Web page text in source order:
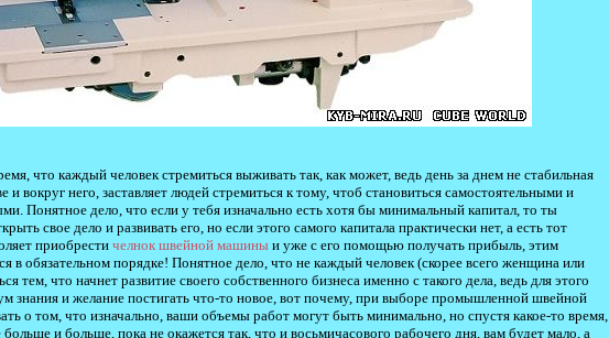
что каждый человек стремиться выживать так, как может, ведь день за днем не стабильная
и вокруг него, заставляет людей стремиться к тому, чтоб становиться самостоятельными и
Понятное дело, что если у тебя изначально есть хотя бы минимальный капитал, то ты
свое дело и развивать его, но если этого самого капитала практически нет, а есть тот
приобрестичелнок швейной машины и уже с его помощью получать прибыль, этим
в обязательном порядке! Понятное дело, что не каждый человек (скорее всего женщина или
тем, что начнет развитие своего собственного бизнеса именно с такого дела, ведь для этого
знания и желание постигать что-то новое, вот почему, при выборе промышленной швейной
о том, что изначально, ваши объемы работ могут быть минимально, но спустя какое-то время,
больше и больше, пока не окажется так, что и восьмичасового рабочего дня, вам будет мало, а